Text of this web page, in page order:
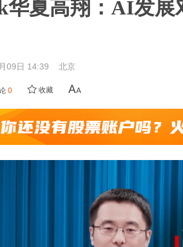
华夏高翔：AI发展
09日 14:39 北京
0 收藏